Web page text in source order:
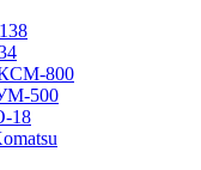
800
500
18